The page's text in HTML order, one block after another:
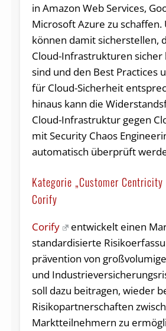
in Amazon Web Services,
Microsoft Azure zu
können damit sicherstellen,
Cloud-Infrastrukturen
sind und den Best Practices
für Cloud-Sicherheit
hinaus kann die
Cloud-Infrastruktur gegen
mit Security Chaos
automatisch überprüft
Kategorie „Customer
Corify
Corify
entwickelt einen
standardisierte
prävention von
und
soll dazu beitragen, wieder
Risikopartnerschaften
Marktteilnehmern zu